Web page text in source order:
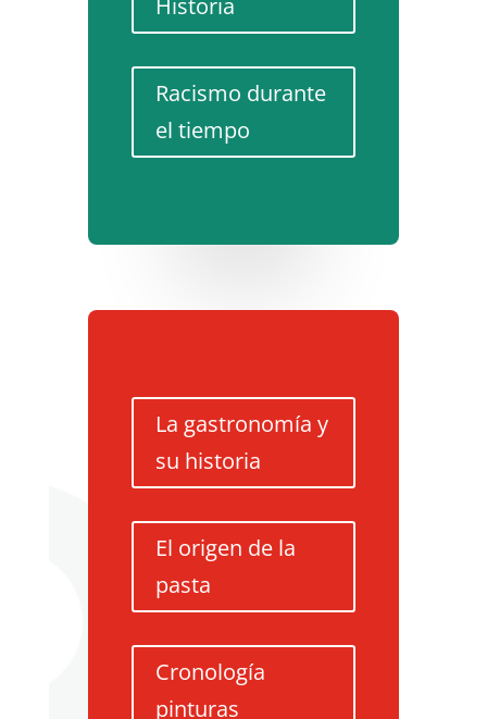
Historia
Racismo durante
el tiempo
La gastronomía y
su historia
El origen de la
pasta
Cronología
pinturas